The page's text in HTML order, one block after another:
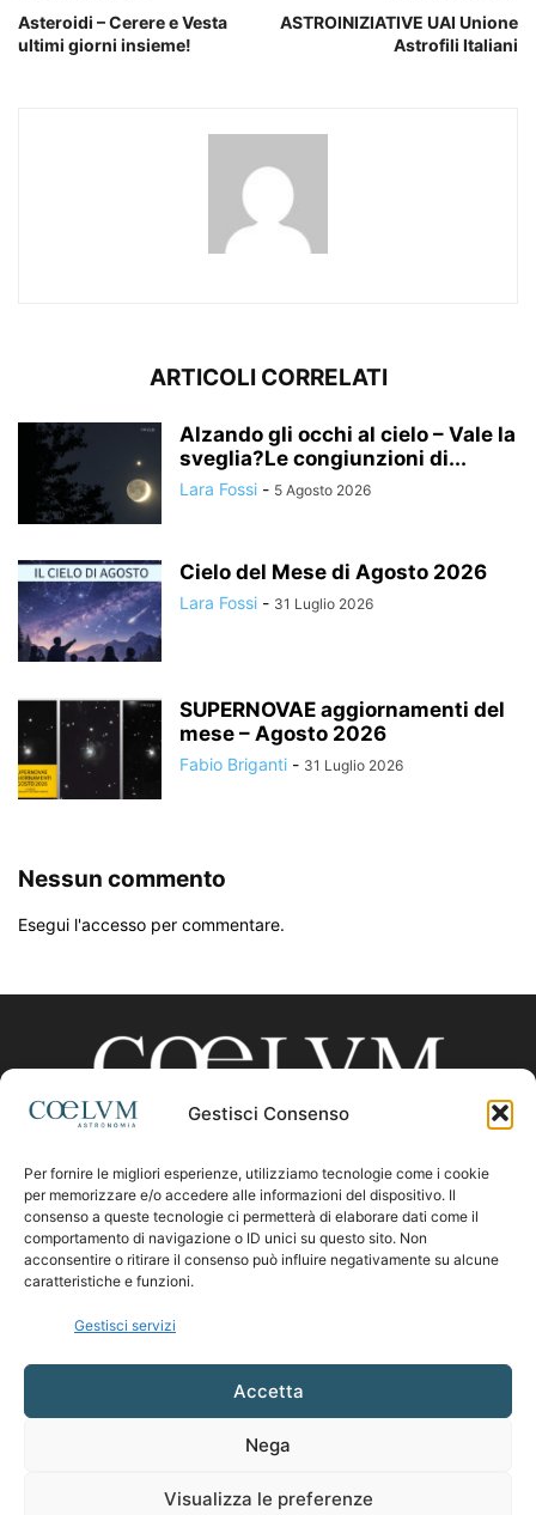
Gestisci Consenso
Per fornire le migliori esperienze, utilizziamo tecnologie come i cookie
per memorizzare e/o accedere alle informazioni del dispositivo. Il
consenso a queste tecnologie ci permetterà di elaborare dati come il
comportamento di navigazione o ID unici su questo sito. Non
acconsentire o ritirare il consenso può influire negativamente su alcune
caratteristiche e funzioni.
Gestisci servizi
Accetta
Nega
Visualizza le preferenze
Asteroidi – Cerere e Vesta
ultimi giorni insieme!
ASTROINIZIATIVE UAI Unione
Astrofili Italiani
ARTICOLI CORRELATI
Alzando gli occhi al cielo – Vale la
sveglia?Le congiunzioni di...
Lara Fossi - 5 Agosto 2026
Cielo del Mese di Agosto 2026
Lara Fossi - 31 Luglio 2026
SUPERNOVAE aggiornamenti del
mese – Agosto 2026
Fabio Briganti - 31 Luglio 2026
Nessun commento
Esegui l'accesso per commentare.
CHI SIAMO
Contattaci:coelumastro@coelum.com